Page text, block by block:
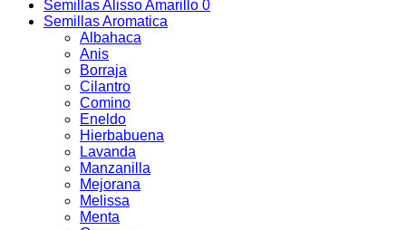
Semillas Alisso Amarillo 0
Semillas Aromatica
Albahaca
Anis
Borraja
Cilantro
Comino
Eneldo
Hierbabuena
Lavanda
Manzanilla
Mejorana
Melissa
Menta